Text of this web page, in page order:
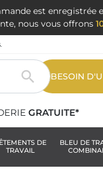
est enregistrée
nous vous offrons
 BESOIN
GRATUITE*
DE
TRAVAIL
BLEU DE